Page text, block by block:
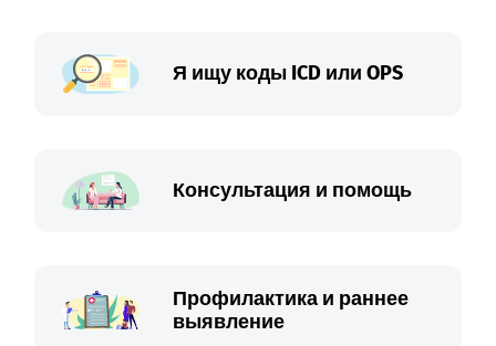
Я ищу коды ICD или OPS
Консультация и помощь
Профилактика и раннее
выявление